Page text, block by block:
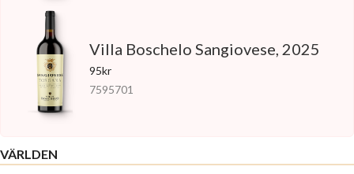
Villa Boschelo Sangiovese, 2025
95kr
7595701
VÄRLDEN